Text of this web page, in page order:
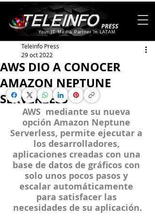
Your IT Media Partner in LATAM
AWS DIO A CONOCER
AMAZON NEPTUNE
SERVERLESS
Teleinfo Press
29 oct 2022
AWS  mediante su nueva
opción Amazon Neptune
Serverless, permite ejecutar a
los desarrolladores,
aplicaciones creadas con una
base de datos de gráficos con
solo unos pocos pasos y
escalar automáticamente
para satisfacer las
necesidades de su aplicación.